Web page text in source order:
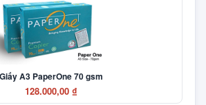
Giấy A3 PaperOne 70 gsm
128.000,00 ₫